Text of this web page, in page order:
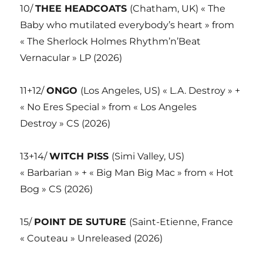
10/THEE HEADCOATS (Chatham, UK) « The
Baby who mutilated everybody’s heart » from
« The Sherlock Holmes Rhythm’n’Beat
Vernacular » LP (2026)
11+12/ONGO (Los Angeles, US) « L.A. Destroy » +
« No Eres Special » from « Los Angeles
Destroy » CS (2026)
13+14/WITCH PISS (Simi Valley, US)
« Barbarian » + « Big Man Big Mac » from « Hot
Bog » CS (2026)
15/ POINT DE SUTURE (Saint-Etienne, France
« Couteau » Unreleased (2026)